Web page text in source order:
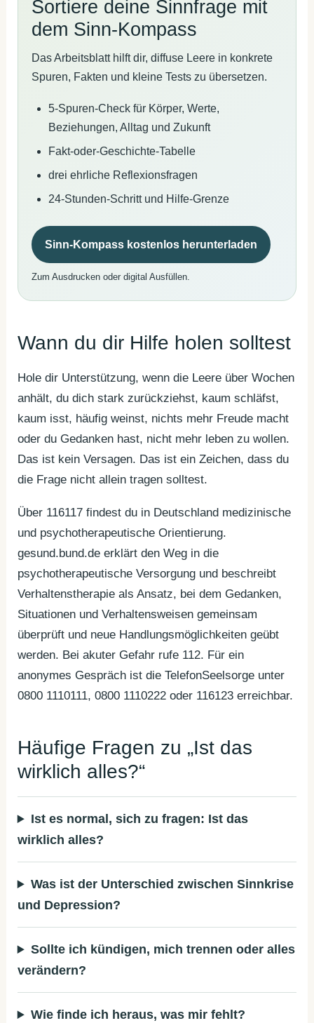
Sortiere deine Sinnfrage mit
dem Sinn-Kompass
Das Arbeitsblatt hilft dir, diffuse Leere in konkrete
Spuren, Fakten und kleine Tests zu übersetzen.
5-Spuren-Check für Körper, Werte,
Beziehungen, Alltag und Zukunft
Fakt-oder-Geschichte-Tabelle
drei ehrliche Reflexionsfragen
24-Stunden-Schritt und Hilfe-Grenze
Sinn-Kompass kostenlos herunterladen
Zum Ausdrucken oder digital Ausfüllen.
Wann du dir Hilfe holen solltest
Hole dir Unterstützung, wenn die Leere über Wochen
anhält, du dich stark zurückziehst, kaum schläfst,
kaum isst, häufig weinst, nichts mehr Freude macht
oder du Gedanken hast, nicht mehr leben zu wollen.
Das ist kein Versagen. Das ist ein Zeichen, dass du
die Frage nicht allein tragen solltest.
Über 116117 findest du in Deutschland medizinische
und psychotherapeutische Orientierung.
gesund.bund.de erklärt den Weg in die
psychotherapeutische Versorgung und beschreibt
Verhaltenstherapie als Ansatz, bei dem Gedanken,
Situationen und Verhaltensweisen gemeinsam
überprüft und neue Handlungsmöglichkeiten geübt
werden. Bei akuter Gefahr rufe 112. Für ein
anonymes Gespräch ist die TelefonSeelsorge unter
0800 1110111, 0800 1110222 oder 116123 erreichbar.
Häufige Fragen zu „Ist das
wirklich alles?“
Ist es normal, sich zu fragen: Ist das
wirklich alles?
Was ist der Unterschied zwischen Sinnkrise
und Depression?
Sollte ich kündigen, mich trennen oder alles
verändern?
Wie finde ich heraus, was mir fehlt?